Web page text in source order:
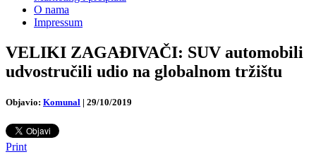
O nama
Impressum
VELIKI ZAGAĐIVAČI: SUV automobili
udvostručili udio na globalnom tržištu
Objavio: Komunal | 29/10/2019
Print